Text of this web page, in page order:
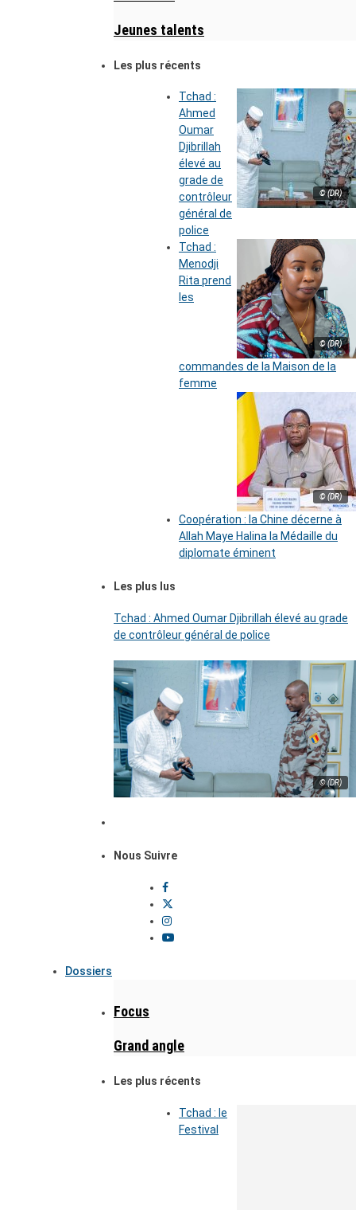
Jeunes talents
Les plus récents
© (DR)
Tchad :
Ahmed
Oumar
Djibrillah
élevé au
grade de
contrôleur
général de
police
© (DR)
Tchad :
Menodji
Rita prend
les
commandes de la Maison de la
femme
© (DR)
Coopération : la Chine décerne à
Allah Maye Halina la Médaille du
diplomate éminent
Les plus lus
Tchad : Ahmed Oumar Djibrillah élevé au grade
de contrôleur général de police
© (DR)
Nous Suivre
Dossiers
Focus
Grand angle
Les plus récents
Tchad : le
Festival